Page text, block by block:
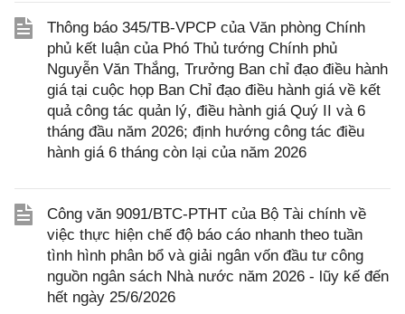
Thông báo 345/TB-VPCP của Văn phòng Chính
phủ kết luận của Phó Thủ tướng Chính phủ
Nguyễn Văn Thắng, Trưởng Ban chỉ đạo điều hành
giá tại cuộc họp Ban Chỉ đạo điều hành giá về kết
quả công tác quản lý, điều hành giá Quý II và 6
tháng đầu năm 2026; định hướng công tác điều
hành giá 6 tháng còn lại của năm 2026
Công văn 9091/BTC-PTHT của Bộ Tài chính về
việc thực hiện chế độ báo cáo nhanh theo tuần
tình hình phân bổ và giải ngân vốn đầu tư công
nguồn ngân sách Nhà nước năm 2026 - lũy kế đến
hết ngày 25/6/2026